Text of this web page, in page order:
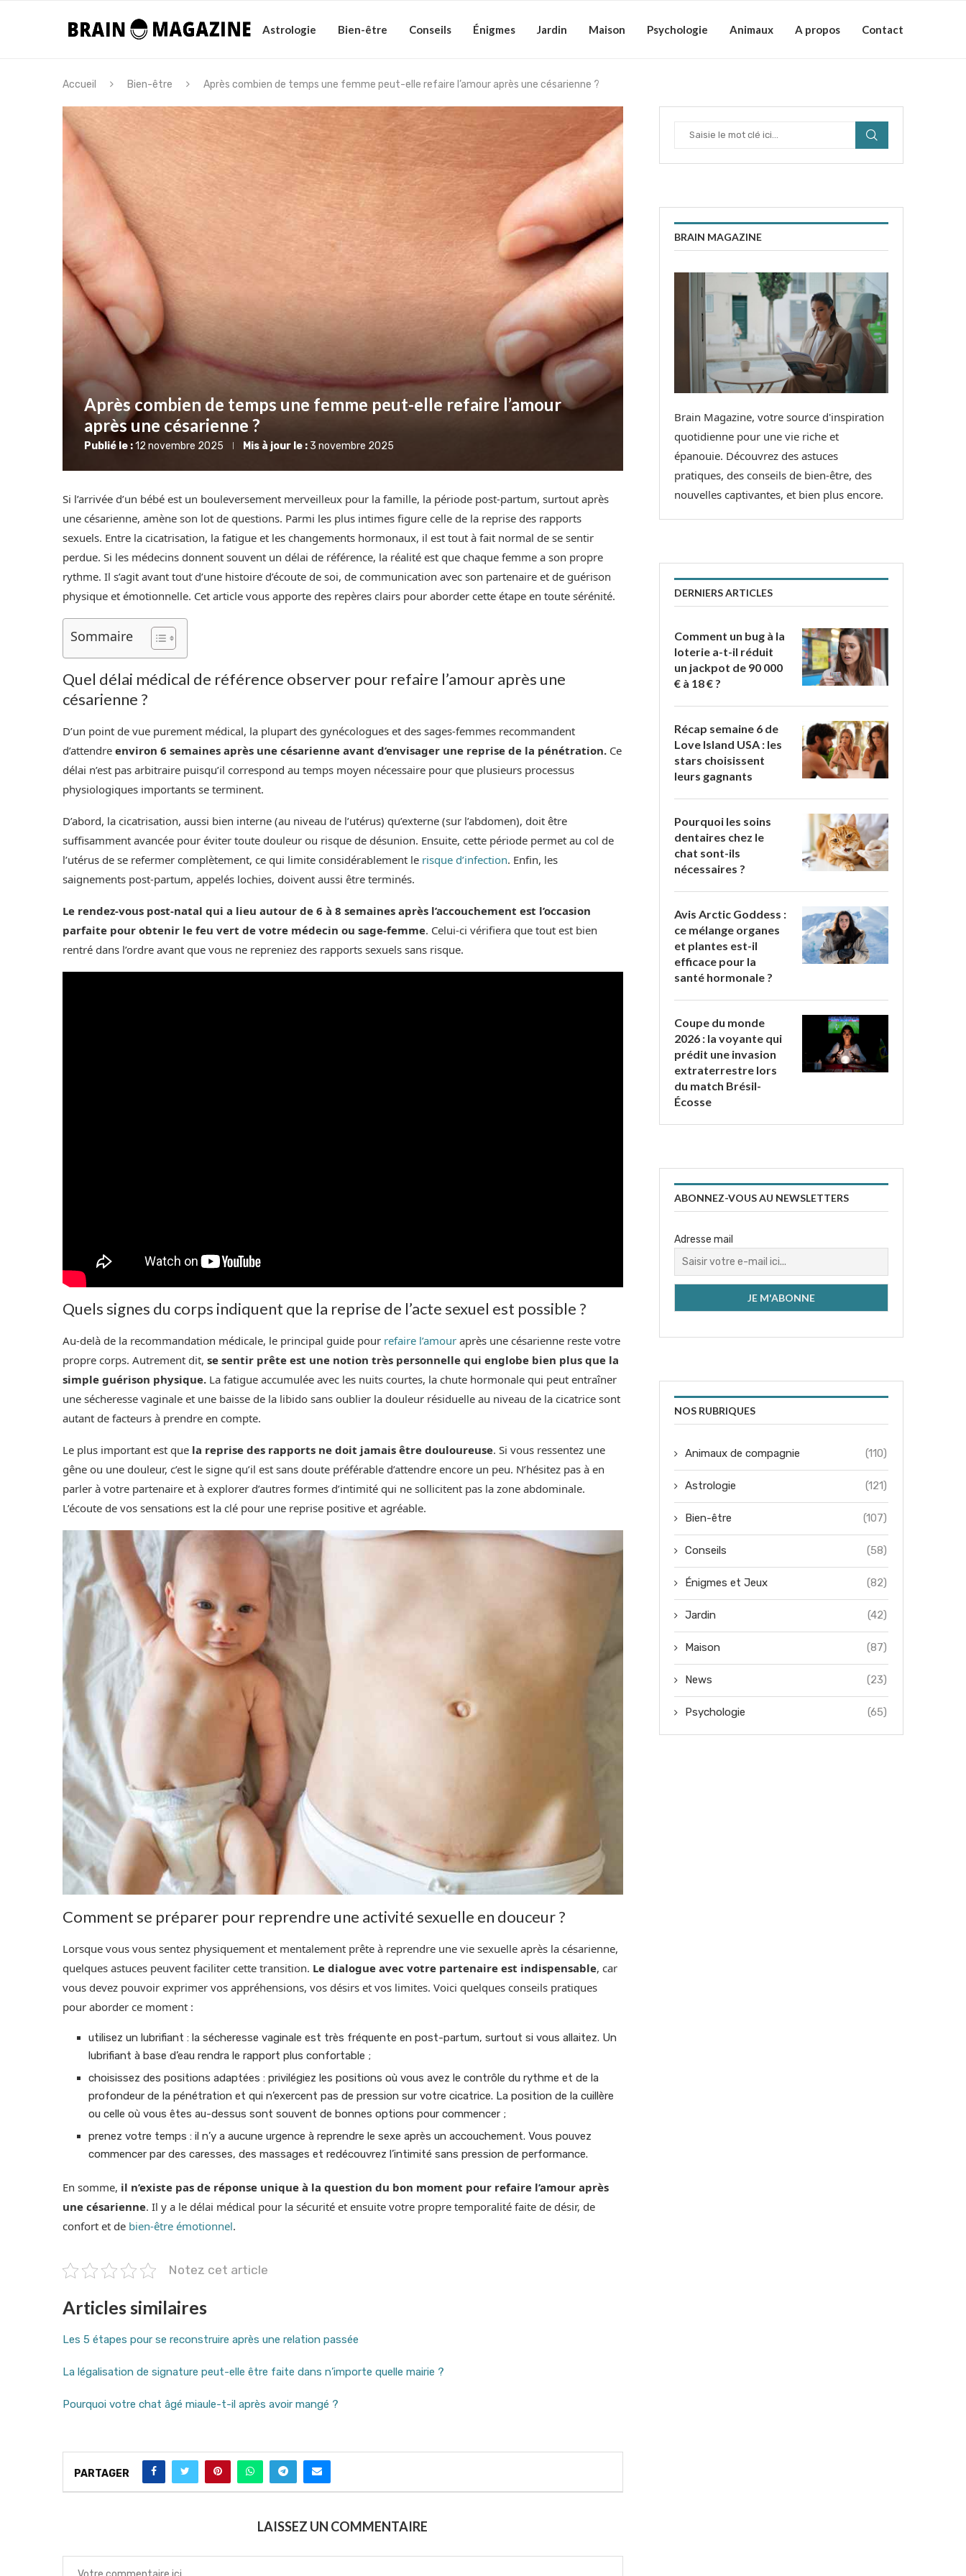
Astrologie Bien-être Conseils Énigmes Jardin Maison Psychologie Animaux A propos Contact
Accueil Bien-être Après combien de temps une femme peut-elle refaire l’amour après une césarienne ?
Après combien de temps une femme peut-elle refaire l’amour
après une césarienne ?
Publié le :12 novembre 2025 Mis à jour le : 3 novembre 2025
Si l’arrivée d’un bébé est un bouleversement merveilleux pour la famille, la période post-partum, surtout après
une césarienne, amène son lot de questions. Parmi les plus intimes figure celle de la reprise des rapports
sexuels. Entre la cicatrisation, la fatigue et les changements hormonaux, il est tout à fait normal de se sentir
perdue. Si les médecins donnent souvent un délai de référence, la réalité est que chaque femme a son propre
rythme. Il s’agit avant tout d’une histoire d’écoute de soi, de communication avec son partenaire et de guérison
physique et émotionnelle. Cet article vous apporte des repères clairs pour aborder cette étape en toute sérénité.
Sommaire
Quel délai médical de référence observer pour refaire l’amour après une
césarienne ?
D’un point de vue purement médical, la plupart des gynécologues et des sages-femmes recommandent
d’attendre environ 6 semaines après une césarienne avant d’envisager une reprise de la pénétration. Ce
délai n’est pas arbitraire puisqu’il correspond au temps moyen nécessaire pour que plusieurs processus
physiologiques importants se terminent.
D’abord, la cicatrisation, aussi bien interne (au niveau de l’utérus) qu’externe (sur l’abdomen), doit être
suffisamment avancée pour éviter toute douleur ou risque de désunion. Ensuite, cette période permet au col de
l’utérus de se refermer complètement, ce qui limite considérablement le risque d’infection. Enfin, les
saignements post-partum, appelés lochies, doivent aussi être terminés.
Le rendez-vous post-natal qui a lieu autour de 6 à 8 semaines après l’accouchement est l’occasion
parfaite pour obtenir le feu vert de votre médecin ou sage-femme. Celui-ci vérifiera que tout est bien
rentré dans l’ordre avant que vous ne repreniez des rapports sexuels sans risque.
Quels signes du corps indiquent que la reprise de l’acte sexuel est possible ?
Au-delà de la recommandation médicale, le principal guide pour refaire l’amour après une césarienne reste votre
propre corps. Autrement dit, se sentir prête est une notion très personnelle qui englobe bien plus que la
simple guérison physique. La fatigue accumulée avec les nuits courtes, la chute hormonale qui peut entraîner
une sécheresse vaginale et une baisse de la libido sans oublier la douleur résiduelle au niveau de la cicatrice sont
autant de facteurs à prendre en compte.
Le plus important est que la reprise des rapports ne doit jamais être douloureuse. Si vous ressentez une
gêne ou une douleur, c’est le signe qu’il est sans doute préférable d’attendre encore un peu. N’hésitez pas à en
parler à votre partenaire et à explorer d’autres formes d’intimité qui ne sollicitent pas la zone abdominale.
L’écoute de vos sensations est la clé pour une reprise positive et agréable.
Comment se préparer pour reprendre une activité sexuelle en douceur ?
Lorsque vous vous sentez physiquement et mentalement prête à reprendre une vie sexuelle après la césarienne,
quelques astuces peuvent faciliter cette transition. Le dialogue avec votre partenaire est indispensable, car
vous devez pouvoir exprimer vos appréhensions, vos désirs et vos limites. Voici quelques conseils pratiques
pour aborder ce moment :
utilisez un lubrifiant : la sécheresse vaginale est très fréquente en post-partum, surtout si vous allaitez. Un
lubrifiant à base d’eau rendra le rapport plus confortable ;
choisissez des positions adaptées : privilégiez les positions où vous avez le contrôle du rythme et de la
profondeur de la pénétration et qui n’exercent pas de pression sur votre cicatrice. La position de la cuillère
ou celle où vous êtes au-dessus sont souvent de bonnes options pour commencer ;
prenez votre temps : il n’y a aucune urgence à reprendre le sexe après un accouchement. Vous pouvez
commencer par des caresses, des massages et redécouvrez l’intimité sans pression de performance.
En somme, il n’existe pas de réponse unique à la question du bon moment pour refaire l’amour après
une césarienne. Il y a le délai médical pour la sécurité et ensuite votre propre temporalité faite de désir, de
confort et de bien-être émotionnel.
Notez cet article
Articles similaires
Les 5 étapes pour se reconstruire après une relation passée
La légalisation de signature peut-elle être faite dans n’importe quelle mairie ?
Pourquoi votre chat âgé miaule-t-il après avoir mangé ?
PARTAGER
LAISSEZ UN COMMENTAIRE
BRAIN MAGAZINE
Brain Magazine, votre source d'inspiration
quotidienne pour une vie riche et
épanouie. Découvrez des astuces
pratiques, des conseils de bien-être, des
nouvelles captivantes, et bien plus encore.
DERNIERS ARTICLES
Comment un bug à la
loterie a-t-il réduit
un jackpot de 90 000
€ à 18 € ?
Récap semaine 6 de
Love Island USA : les
stars choisissent
leurs gagnants
Pourquoi les soins
dentaires chez le
chat sont-ils
nécessaires ?
Avis Arctic Goddess :
ce mélange organes
et plantes est-il
efficace pour la
santé hormonale ?
Coupe du monde
2026 : la voyante qui
prédit une invasion
extraterrestre lors
du match Brésil-
Écosse
ABONNEZ-VOUS AU NEWSLETTERS
Adresse mail
NOS RUBRIQUES
Animaux de compagnie (110)
Astrologie (121)
Bien-être (107)
Conseils (58)
Énigmes et Jeux (82)
Jardin (42)
Maison (87)
News (23)
Psychologie (65)